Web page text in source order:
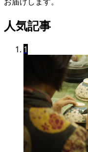
人気記事
1